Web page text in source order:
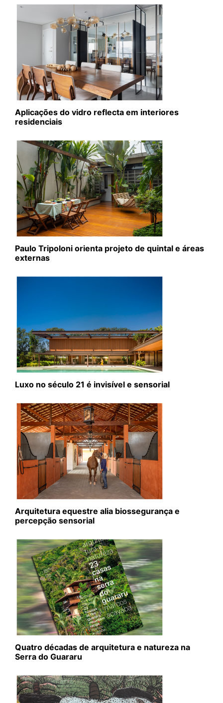
Aplicações do vidro reflecta em interiores
residenciais
Paulo Tripoloni orienta projeto de quintal e áreas
externas
Luxo no século 21 é invisível e sensorial
Arquitetura equestre alia biossegurança e
percepção sensorial
Quatro décadas de arquitetura e natureza na
Serra do Guararu